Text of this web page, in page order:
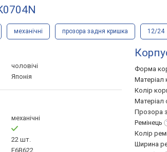
механічні прозора задня кришка 12/24
чоловічі
Японія
механічні
22 шт.
F6B622
Форма
Матеріал
Колір
Матеріал
Прозора
Ремінець
Колір
Ширина